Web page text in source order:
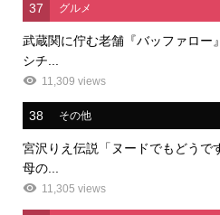
37 グルメ
武蔵関に佇む老舗『バッファロー
シチ...
11,309 views
38 その他
宮沢りえ伝説「ヌードでもどうで
母の...
11,305 views